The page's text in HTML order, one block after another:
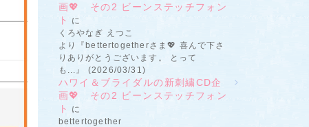
画💖 その2 ビーンステッチフォン
ト
に
くろやなぎ えつこ
より『bettertogetherさま💖 喜んで下さ
りありがとうございます。 とって
も...』 (2026/03/31)
ハワイ＆ブライダルの新刺繍CD企
画💖 その2 ビーンステッチフォン
ト
に
bettertogether